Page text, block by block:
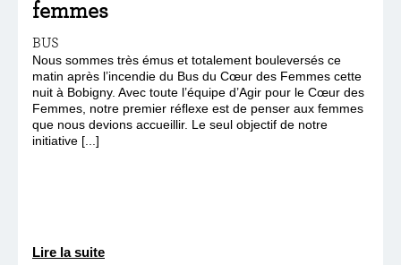
femmes
BUS
Nous sommes très émus et totalement bouleversés ce
matin après l’incendie du Bus du Cœur des Femmes cette
nuit à Bobigny. Avec toute l’équipe d’Agir pour le Cœur des
Femmes, notre premier réflexe est de penser aux femmes
que nous devions accueillir. Le seul objectif de notre
initiative [...]
Lire la suite